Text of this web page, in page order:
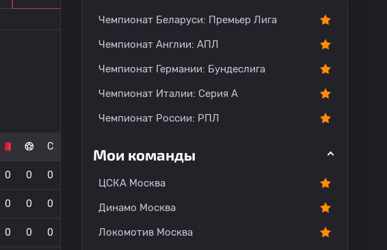
С
0 0 0
0 0 0
0 0 0
Чемпионат Беларуси: Премьер Лига
Чемпионат Англии: АПЛ
Чемпионат Германии: Бундеслига
Чемпионат Италии: Серия А
Чемпионат России: РПЛ
Мои команды
ЦСКА Москва
Динамо Москва
Локомотив Москва